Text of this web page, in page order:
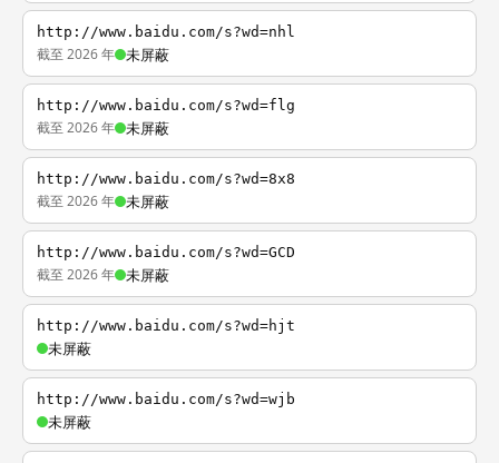
http://www.baidu.com/s?wd=nhl
截至 2026 年 未屏蔽
http://www.baidu.com/s?wd=flg
截至 2026 年 未屏蔽
http://www.baidu.com/s?wd=8x8
截至 2026 年 未屏蔽
http://www.baidu.com/s?wd=GCD
截至 2026 年 未屏蔽
http://www.baidu.com/s?wd=hjt
未屏蔽
http://www.baidu.com/s?wd=wjb
未屏蔽